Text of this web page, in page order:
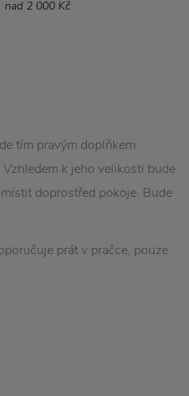
nad 2 000 Kč
tím pravým doplňkem
k jeho velikosti bude
doprostřed pokoje. Bude
prát v pračce, pouze